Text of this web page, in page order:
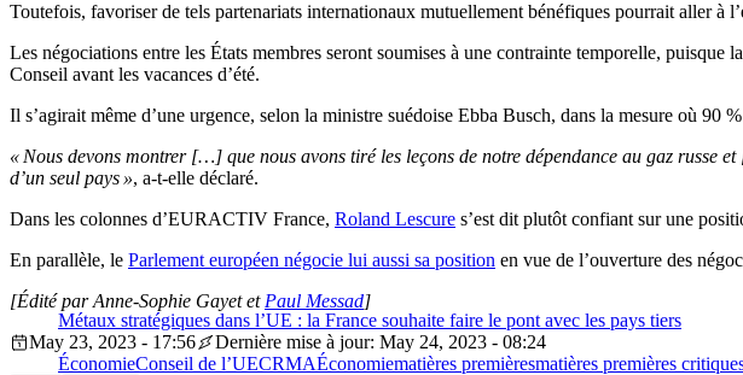
Toutefois, favoriser de tels partenariats internationaux mutuellement bénéfiques pourrait aller à
Les négociations entre les États membres seront soumises à une contrainte temporelle, puisque
Conseil avant les vacances d’été.
Il s’agirait même d’une urgence, selon la ministre suédoise Ebba Busch, dans la mesure où 90
« Nous devons montrer […] que nous avons tiré les leçons de notre dépendance au gaz russe
d’un seul pays », a-t-elle déclaré.
Dans les colonnes d’EURACTIV France, Roland Lescure s’est dit plutôt confiant sur une
En parallèle, le Parlement européen négocie lui aussi sa position en vue de l’ouverture des
Métaux stratégiques dans l’UE : la France souhaite faire le pont avec les pays tiers
[Édité par Anne-Sophie Gayet et Paul Messad]
May 23, 2023 - 17:56
Dernière mise à jour: May 24, 2023 - 08:24
ÉconomieConseil de l’UECRMAÉconomiematières premièresmatières premières